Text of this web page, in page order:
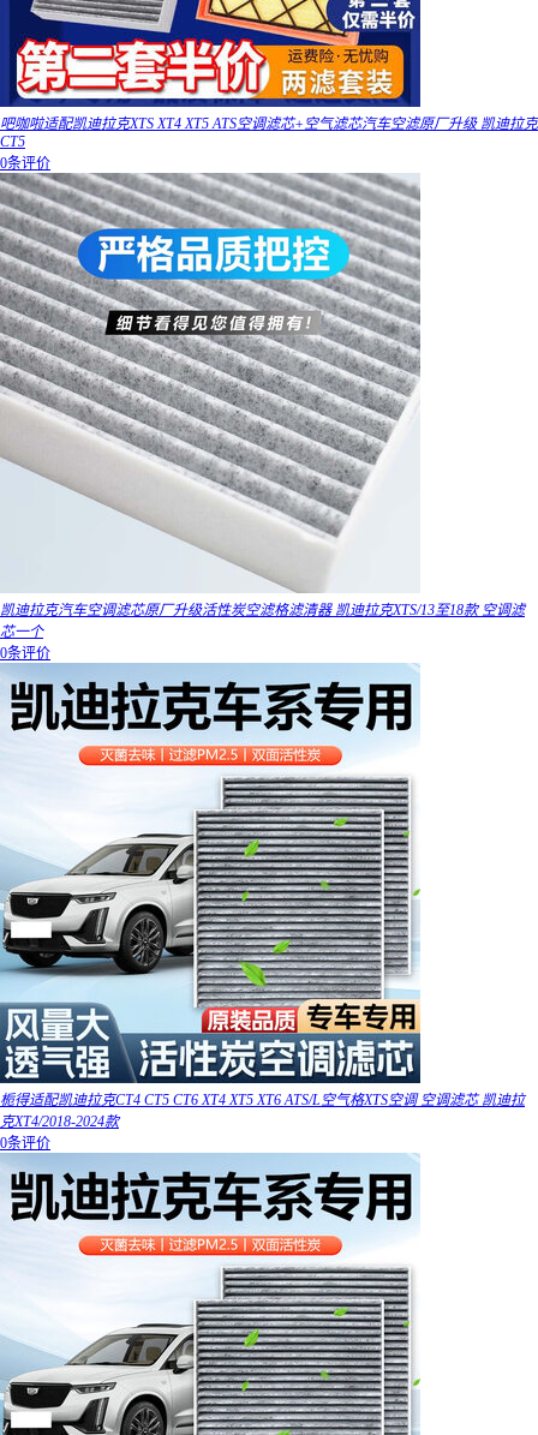
吧咖啦适配凯迪拉克XTS XT4 XT5 ATS空调滤芯+空气滤芯汽车空滤原厂升级 凯迪拉克
CT5
0条评价
凯迪拉克汽车空调滤芯原厂升级活性炭空滤格滤清器 凯迪拉克XTS/13至18款 空调滤
芯一个
0条评价
栀得适配凯迪拉克CT4 CT5 CT6 XT4 XT5 XT6 ATS/L空气格XTS空调 空调滤芯 凯迪拉
克XT4/2018-2024款
0条评价